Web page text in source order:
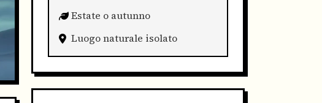
Estate o autunno
Luogo naturale isolato